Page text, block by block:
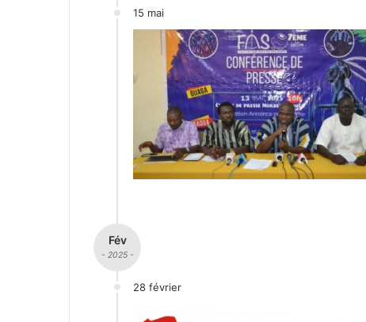
15 mai
Fév
- 2025 -
28 février